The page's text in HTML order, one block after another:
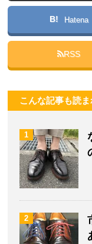
B! Hatena
RSS
こんな記事も読
1
2